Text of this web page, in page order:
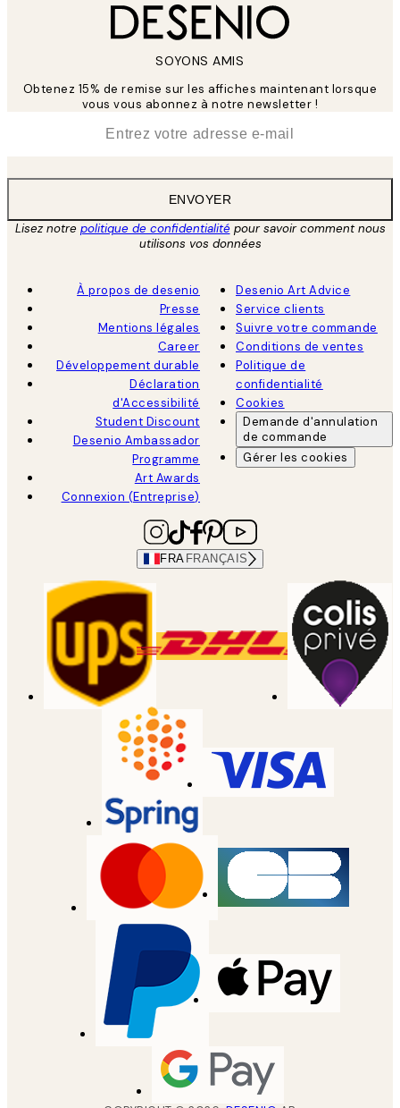
SOYONS AMIS
Obtenez 15% de remise sur les affiches maintenant lorsque
vous vous abonnez à notre newsletter !
ENVOYER
Lisez notre politique de confidentialitépour savoir comment nous
utilisons vos données
À propos de desenio
Presse
Mentions légales
Career
Développement durable
Déclaration
d'Accessibilité
Student Discount
Desenio Ambassador
Programme
Art Awards
Connexion (Entreprise)
Desenio Art Advice
Service clients
Suivre votre commande
Conditions de ventes
Politique de
confidentialité
Cookies
Demande d'annulation
de commande
Gérer les cookies
FRA FRANÇAIS